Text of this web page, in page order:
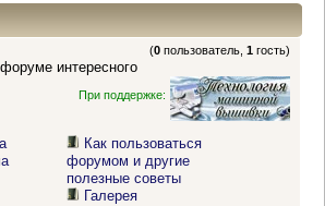
(0 пользователь,1 гость)
интересного
При поддержке:
Как пользоваться
форумом и другие
полезные советы
Галерея